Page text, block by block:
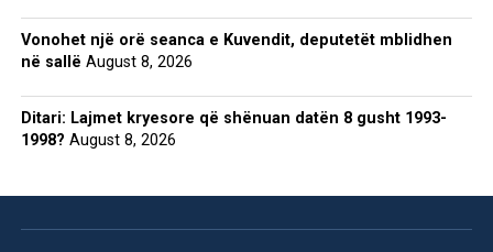
Vonohet një orë seanca e Kuvendit, deputetët mblidhen
në sallë August 8, 2026
Ditari: Lajmet kryesore që shënuan datën 8 gusht 1993-
1998? August 8, 2026